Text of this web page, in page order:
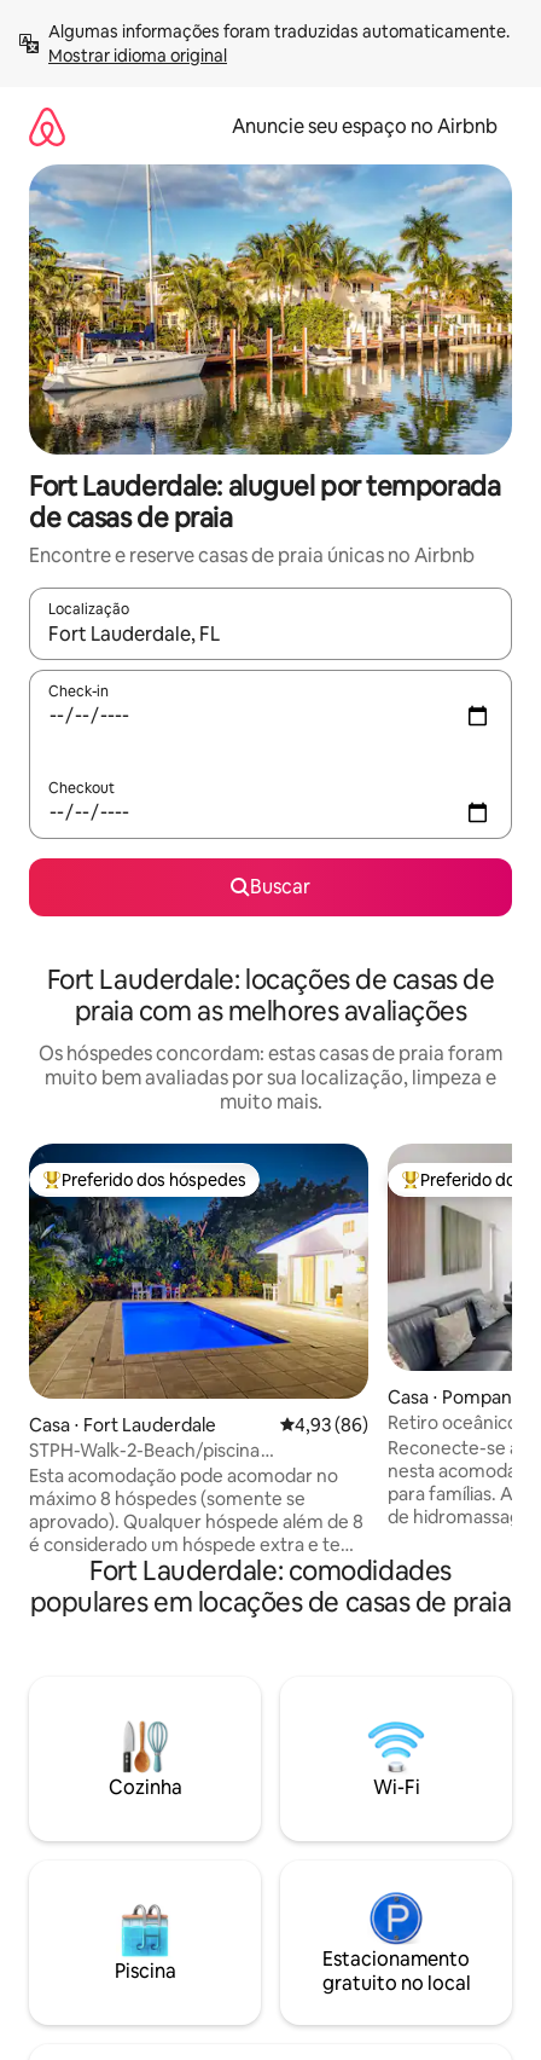
para
Mostrar idioma original
Anuncie seu espaço no Airbnb
Fort Lauderdale: aluguel por temporada
de casas de praia
Encontre e reserve casas de praia únicas no Airbnb
Localização
Quando os resultados estiverem disponíveis, explore-os
Check-in
Checkout
Buscar
Fort Lauderdale: locações de casas de
praia com as melhores avaliações
Os hóspedes concordam: estas casas de praia foram
muito bem avaliadas por sua localização, limpeza e
muito mais.
Entre os melhores preferidos dos hóspedes
Preferido dos hóspedes
Casa ⋅ Fort Lauderdale 4,93 de uma avaliação média
4,93 (86)
STPH-Walk-2-Beach/piscina
aquecida/centro da cidade
Esta acomodação pode acomodar no
máximo 8 hóspedes (somente se
aprovado). Qualquer hóspede além de 8
é considerado um hóspede extra e tem
um custo adicional. * Esta casa fica a 1
quarteirão da praia. * 4 vagas de
estacionamento ao ar livre (máx.) *
de água salgada/Temperatura mais alta
tem um aquecimento máximo extra de
$ 45 por dia para 88F. *** Temos
carrinhos de golfe para alugar. O custo é
é de US$ 89 por dia.
Entre os
Preferido dos
Casa ⋅ Pompano
Retiro oceânico
Reconecte-se a
nesta
para famílias. A casa tem uma banheira
de
3 quartos
completos. Na parte de trás há uma
banheira de
fornecido. Você encontrará a praia
pública, o parque
quarteirões ao
vários
Fort Lauderdale: comodidades
populares em locações de casas de praia
Cozinha Wi-Fi
Piscina
Estacionamento
gratuito no local